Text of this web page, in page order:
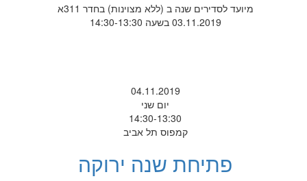
מיועד לסדירים שנה ב (ללא מצוינות) בחדר 311א
03.11.2019 בשעה 14:30-13:30
04.11.2019
יום שני
14:30-13:30
קמפוס תל אביב
פתיחת שנה ירוקה